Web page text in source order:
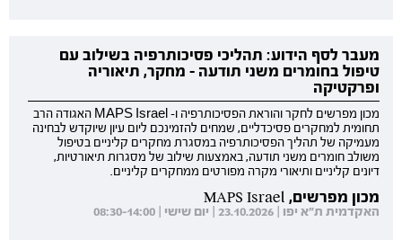
מעבר לסף הידוע: תהליכי פסיכותרפיה בשילוב עם
טיפול בחומרים משני תודעה - מחקר, תיאוריה
ופרקטיקה
מכון מפרשים לחקר והוראת הפסיכותרפיה ו- MAPS Israel האגודה הרב
תחומית למחקרים פסיכדליים, שמחים להזמינכם ליום עיון שיוקדש לבחינה
מעמיקה של תהליך הפסיכותרפיה במסגרת מחקרים קליניים בטיפול
משולב חומרים משני תודעה, באמצעות שילוב של מסגרות תיאורטיות,
דיונים קליניים ותיאורי מקרה מפורטים ממחקרים קליניים.
מכון מפרשים, MAPS Israel
האקדמית ת"א יפו | 23.10.2026 | יום שישי | 08:30-14:00